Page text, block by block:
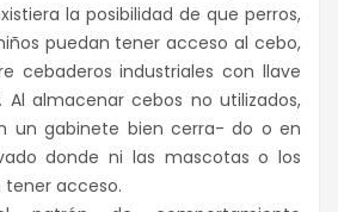
la posibilidad de que perros,
puedan tener acceso al cebo,
cebaderos industriales con llave
Al almacenar cebos no utilizados,
un gabinete bien cerra- do o en
donde ni las mascotas o los
tener acceso.